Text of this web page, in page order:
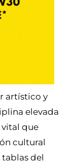
artístico y
elevada
vital que
cultural
tablas del